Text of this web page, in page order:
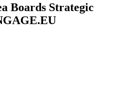
Boards Strategic